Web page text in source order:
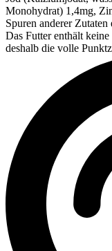
Monohydrat) 1,4mg,
Spuren anderer Zutaten
Das Futter enthält
deshalb die volle